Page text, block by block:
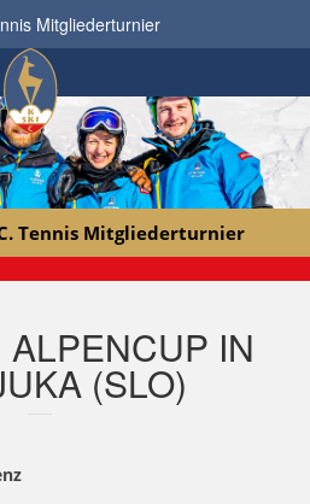
Mitgliederturnier
Tennis Mitgliederturnier
ALPENCUP IN
(SLO)